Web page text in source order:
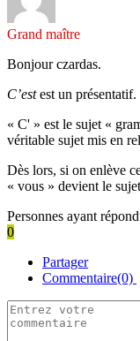
Grand maître
Bonjour czardas.
C’estest un présentatif.
« C' » est le sujet «
véritable sujet mis en
Dès lors, si on enlève
« vous » devient le
Personnes ayant
0
Partager
Commentaire(0)